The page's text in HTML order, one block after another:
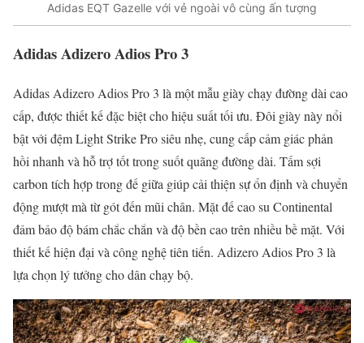
Adidas EQT Gazelle với vẻ ngoài vô cùng ấn tượng
Adidas Adizero Adios Pro 3
Adidas Adizero Adios Pro 3 là một mẫu giày chạy đường dài cao
cấp, được thiết kế đặc biệt cho hiệu suất tối ưu. Đôi giày này nổi
bật với đệm Light Strike Pro siêu nhẹ, cung cấp cảm giác phản
hồi nhanh và hỗ trợ tốt trong suốt quãng đường dài. Tấm sợi
carbon tích hợp trong đế giữa giúp cải thiện sự ổn định và chuyển
động mượt mà từ gót đến mũi chân. Mặt đế cao su Continental
đảm bảo độ bám chắc chắn và độ bền cao trên nhiều bề mặt. Với
thiết kế hiện đại và công nghệ tiên tiến. Adizero Adios Pro 3 là
lựa chọn lý tưởng cho dân chạy bộ.